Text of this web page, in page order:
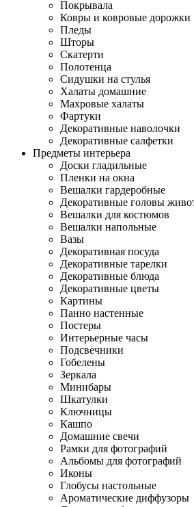
Покрывала
Ковры и ковровые дорожки
Пледы
Шторы
Скатерти
Полотенца
Сидушки на стулья
Халаты домашние
Махровые халаты
Фартуки
Декоративные наволочки
Декоративные салфетки
Предметы интерьера
Доски гладильные
Пленки на окна
Вешалки гардеробные
Декоративные головы
Вешалки для костюмов
Вешалки напольные
Вазы
Декоративная посуда
Декоративные тарелки
Декоративные блюда
Декоративные цветы
Картины
Панно настенные
Постеры
Интерьерные часы
Подсвечники
Гобелены
Зеркала
Минибары
Шкатулки
Ключницы
Кашпо
Домашние свечи
Рамки для фотографий
Альбомы для фотографий
Иконы
Глобусы настольные
Ароматические диффузоры